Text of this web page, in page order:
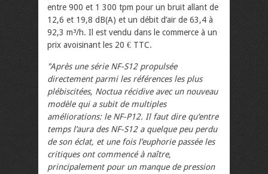
entre 900 et 1 300 tpm pour un bruit allant de
12,6 et 19,8 dB(A) et un débit d’air de 63,4 à
92,3 m³/h. Il est vendu dans le commerce à un
prix avoisinant les 20 € TTC.
"Après une série NF-S12 propulsée
directement parmi les références les plus
plébiscitées, Noctua récidive avec un nouveau
modèle qui a subit de multiples
améliorations: le NF-P12. Il faut dire qu’entre
temps l’aura des NF-S12 a quelque peu perdu
de son éclat, et une fois l’euphorie passée les
critiques ont commencé à naître,
principalement pour un manque de pression